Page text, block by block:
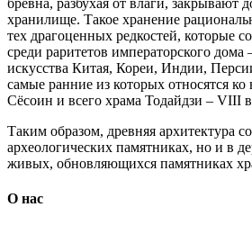
хранилище. Такое хранение
тех драгоценных редкостей, которые
среди раритетов императорского дома
искусства Китая, Кореи, Индии,
самые ранние из которых относятся ко
Сёсоин и всего храма Тодайдзи – VIII
Таким образом, древняя архитектура
археологических памятниках, но и в
живых, обновляющихся памятниках
О нас